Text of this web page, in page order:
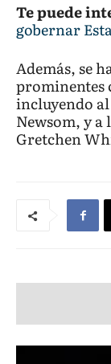
Te puede
gobernar
Además, se
prominentes
incluyendo
Newsom, y
Gretchen